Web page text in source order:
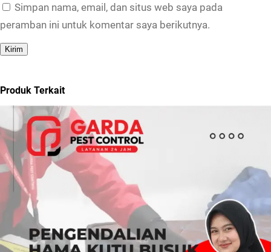
Simpan nama, email, dan situs web saya pada
peramban ini untuk komentar saya berikutnya.
Produk Terkait